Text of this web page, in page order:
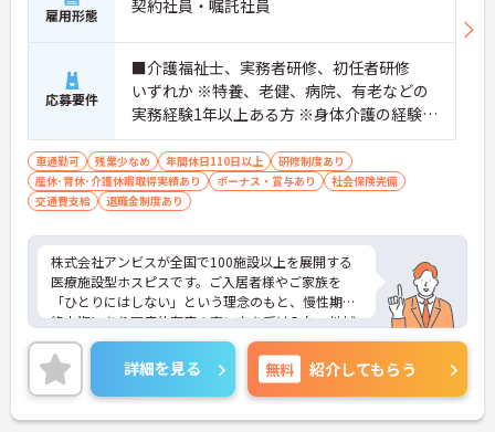
雇用形態 契約社員・嘱託社員
応募要件
■介護福祉士、実務者研修、初任者研修
いずれか ※特養、老健、病院、有老などの
実務経験1年以上ある方 ※身体介護の経験年
以上ある方、機械浴の使用の経験のある方
歓迎
車通勤可 残業少なめ 年間休日110日以上
研修制度あり
産休･育休･介護休暇取得実績あり
ボーナス・賞与あり
社会保険完備
交通費支給
退職金制度あり
株式会社アンビスが全国で100施設以上を展開する
医療施設型ホスピスです。ご入居者様やご家族を
「ひとりにはしない」という理念のもと、慢性期や
終末期にあり医療依存度の高い方を受け入れ、地域
医療を支える社会的意義の高い事業を推進していま
す。現場には看護師が24時間常駐しています。急変
時の対応や医療行為は看護師が担当するため、初任
者研修や実務者研修の方も食事介助や入浴介助など
の生活を支えるケアに専念できる環境です。多職種
詳細を見る 無料 紹介してもらう